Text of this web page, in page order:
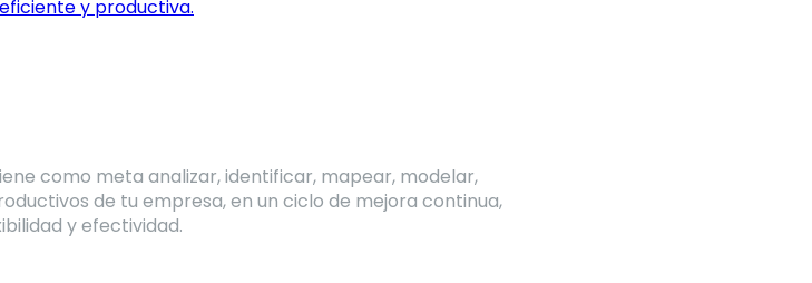
y productiva.
como meta analizar, identificar, mapear, modelar,
de tu empresa, en un ciclo de mejora continua,
y efectividad.